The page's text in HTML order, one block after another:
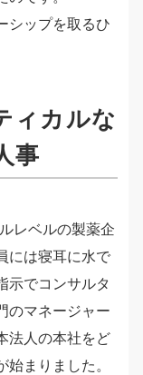
シップを取るひ
ィカルな
事
レベルの製薬企
には寝耳に水で
示でコンサルタ
のマネージャー
法人の本社をど
まりました。